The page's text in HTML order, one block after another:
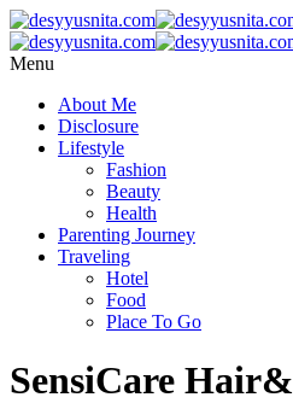
Menu
About Me
Disclosure
Lifestyle
Fashion
Beauty
Health
Parenting Journey
Traveling
Hotel
Food
Place To Go
SensiCare